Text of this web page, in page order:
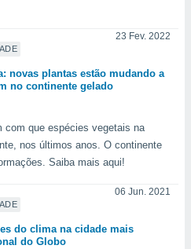
23 Fev. 2022
novas plantas estão mudando a
no continente gelado
com que espécies vegetais na
nos últimos anos. O continente
Saiba mais aqui!
06 Jun. 2021
do clima na cidade mais
do Globo